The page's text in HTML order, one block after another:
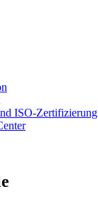
ISO-Zertifizierung